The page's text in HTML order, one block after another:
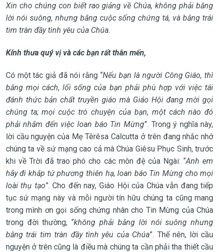
Xin cho chúng con biết rao giảng về Chúa, không phải bằng
lời nói suông, nhưng bằng cuộc sống chứng tá, và bằng trái
tim tràn đầy tình yêu của Chúa.
Kính thưa quý vị và các bạn rất thân mến,
Có một tác giả đã nói rằng “Nếu bạn là người Công Giáo, thì
bằng mọi cách, lối sống của bạn phải phù hợp với việc tái
đánh thức bản chất truyền giáo mà Giáo Hội đang mời gọi
chúng ta; mọi cuộc trò chuyện của bạn, một cách nào đó
phải nhắm đến việc loan báo Tin Mừng”. Trong ý nghĩa này,
lời cầu nguyện của Mẹ Têrêsa Calcutta ở trên đang nhắc nhớ
chúng ta về sứ mạng cao cả mà Chúa Giêsu Phục Sinh, trước
khi về Trời đã trao phó cho các môn đệ của Ngài: “Anh em
hãy đi khắp tứ phương thiên hạ, loan báo Tin Mừng cho mọi
loài thụ tạo”. Cho đến nay, Giáo Hội của Chúa vẫn đang tiếp
tục sứ mạng này và mỗi người tín hữu chúng ta cũng mang
trong mình ơn gọi sống chứng nhân cho Tin Mừng của Chúa
trong đời thường, “không phải bằng lời nói suông nhưng
bằng trái tim tràn đầy tình yêu của Chúa”. Thế nên, lời cầu
nguyện ở trên cũng là điều mà chúng ta cần phải tha thiết cầu